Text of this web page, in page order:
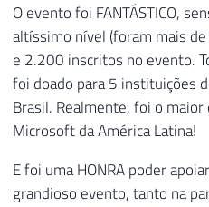
O evento foi FANTÁSTICO,
altíssimo nível (foram mais
e 2.200 inscritos no evento.
foi doado para 5 instituições
Brasil. Realmente, foi o
Microsoft da América Latina!
E foi uma HONRA poder
grandioso evento, tanto na